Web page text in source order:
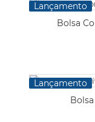
Lançamento
Bolsa
Lançamento